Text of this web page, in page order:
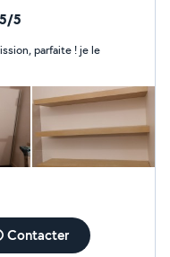
5
parfaite ! je le
Contacter